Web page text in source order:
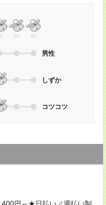
50 60
男性
しずか
コツコツ